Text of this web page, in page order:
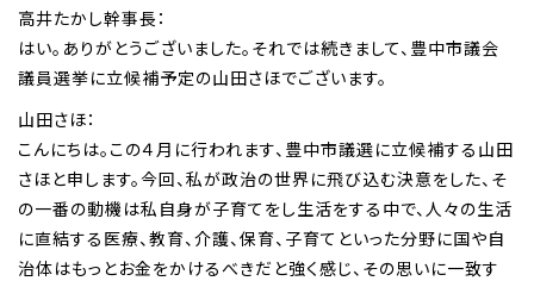
高井たかし幹事長：
はい。ありがとうございました。それでは続きまして、豊中市議会
議員選挙に立候補予定の山田さほでございます。
山田さほ：
こんにちは。この４月に行われます、豊中市議選に立候補する山田
さほと申します。今回、私が政治の世界に飛び込む決意をした、そ
の一番の動機は私自身が子育てをし生活をする中で、人々の生活
に直結する医療、教育、介護、保育、子育てといった分野に国や自
治体はもっとお金をかけるべきだと強く感じ、その思いに一致す